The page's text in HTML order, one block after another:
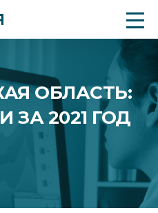
ОБЛАСТЬ:
ЗА 2021 ГОД